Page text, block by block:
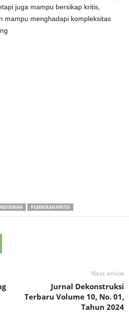
juga mampu bersikap kritis,
mampu menghadapi kompleksitas
PEMIKIRAN KRITIS
Next article
Jurnal Dekonstruksi
Terbaru Volume 10, No. 01,
Tahun 2024